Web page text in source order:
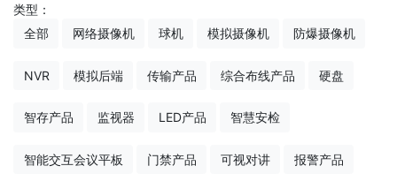
类型：
全部
网络摄像机 球机 模拟摄像机 防爆摄像机
NVR 模拟后端 传输产品 综合布线产品 硬盘
智存产品 监视器 LED产品 智慧安检
智能交互会议平板 门禁产品 可视对讲 报警产品